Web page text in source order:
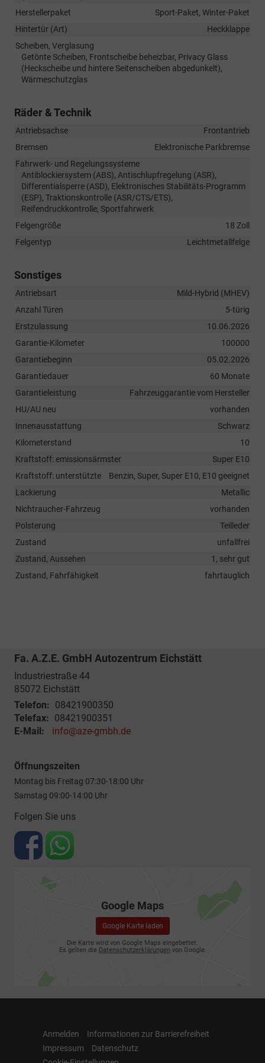
Herstellerpaket
Sport-Paket, Winter-Paket
Hintertür (Art)
Heckklappe
Scheiben, Verglasung
Getönte Scheiben, Frontscheibe beheizbar, Privacy Glass
(Heckscheibe und hintere Seitenscheiben abgedunkelt),
Wärmeschutzglas
Räder & Technik
Antriebsachse
Frontantrieb
Bremsen
Elektronische Parkbremse
Fahrwerk- und Regelungssysteme
Antiblockiersystem (ABS), Antischlupfregelung (ASR),
Differentialsperre (ASD), Elektronisches Stabilitäts-Programm
(ESP), Traktionskontrolle (ASR/CTS/ETS),
Reifendruckkontrolle, Sportfahrwerk
Felgengröße
18 Zoll
Felgentyp
Leichtmetallfelge
Sonstiges
Antriebsart
Mild-Hybrid (MHEV)
Anzahl Türen
5-türig
Erstzulassung
10.06.2026
Garantie-Kilometer
100000
Garantiebeginn
05.02.2026
Garantiedauer
60 Monate
Garantieleistung
Fahrzeuggarantie vom Hersteller
HU/AU neu
vorhanden
Innenausstattung
Schwarz
Kilometerstand
10
Kraftstoff: emissionsärmster
Super E10
Kraftstoff: unterstützte
Benzin, Super, Super E10, E10 geeignet
Lackierung
Metallic
Nichtraucher-Fahrzeug
vorhanden
Polsterung
Teilleder
Zustand
unfallfrei
Zustand, Aussehen
1, sehr gut
Zustand, Fahrfähigkeit
fahrtauglich
Fa. A.Z.E. GmbH Autozentrum Eichstätt
Industriestraße 44
85072 Eichstätt
Telefon: 08421900350
Telefax: 08421900351
E-Mail:
info@aze-gmbh.de
Öffnungszeiten
Montag bis Freitag 07:30-18:00 Uhr
Samstag 09:00-14:00 Uhr
Folgen Sie uns
Google Maps
Google Karte laden
Die Karte wird von Google Maps eingebettet.
Es gelten die Datenschutzerklärungen von Google.
Anmelden
Informationen zur Barrierefreiheit
Impressum
Datenschutz